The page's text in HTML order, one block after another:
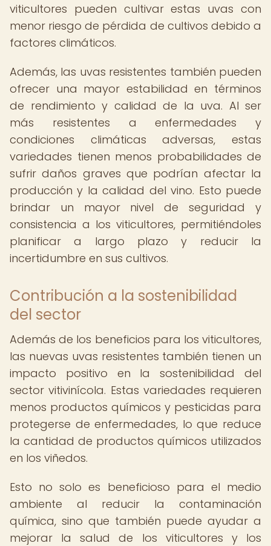
viticultores pueden cultivar estas uvas con
menor riesgo de pérdida de cultivos debido a
factores climáticos.
Además, las uvas resistentes también pueden
ofrecer una mayor estabilidad en términos
de rendimiento y calidad de la uva. Al ser
más resistentes a enfermedades y
condiciones climáticas adversas, estas
variedades tienen menos probabilidades de
sufrir daños graves que podrían afectar la
producción y la calidad del vino. Esto puede
brindar un mayor nivel de seguridad y
consistencia a los viticultores, permitiéndoles
planificar a largo plazo y reducir la
incertidumbre en sus cultivos.
Contribución a la sostenibilidad
del sector
Además de los beneficios para los viticultores,
las nuevas uvas resistentes también tienen un
impacto positivo en la sostenibilidad del
sector vitivinícola. Estas variedades requieren
menos productos químicos y pesticidas para
protegerse de enfermedades, lo que reduce
la cantidad de productos químicos utilizados
en los viñedos.
Esto no solo es beneficioso para el medio
ambiente al reducir la contaminación
química, sino que también puede ayudar a
mejorar la salud de los viticultores y los